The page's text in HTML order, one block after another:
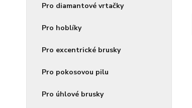
Pro diamantové vrtačky
Pro hoblíky
Pro excentrické brusky
Pro pokosovou pilu
Pro úhlové brusky